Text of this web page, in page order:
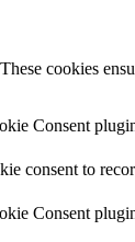
cookies
Consent
consent to
Consent